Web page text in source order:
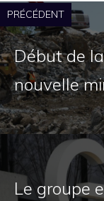
PRÉCÉDENT
Début de
nouvelle
Le groupe